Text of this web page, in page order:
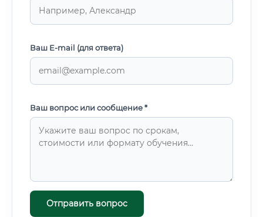
Ваш E-mail (для ответа)
Ваш вопрос или сообщение *
Отправить вопрос